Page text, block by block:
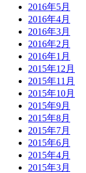
2016年5月
2016年4月
2016年3月
2016年2月
2016年1月
2015年12月
2015年11月
2015年10月
2015年9月
2015年8月
2015年7月
2015年6月
2015年4月
2015年3月